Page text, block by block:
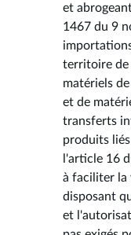
et
1467 du 9
territoire de
matériels
et de
transferts
produits
l'article 16
à faciliter la
disposant
et